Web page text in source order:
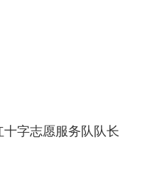
字志愿服务队队长